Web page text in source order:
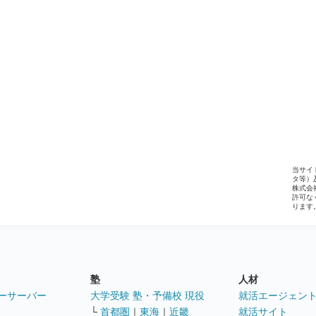
当サイ
タ等）
株式会
許可な
ります
サーバー
塾
大学受験 塾・予備校 現役
└ 首都圏 ｜ 東海 ｜ 近畿
人材
就活エージェン
就活サイト